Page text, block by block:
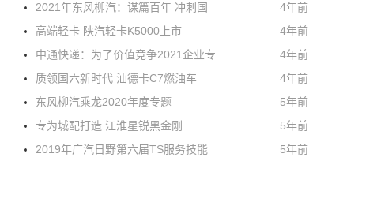
2021年东风柳汽：谋篇百年 冲刺国
4年前
高端轻卡 陕汽轻卡K5000上市
4年前
中通快递：为了价值竞争2021企业专
4年前
质领国六新时代 汕德卡C7燃油车
4年前
东风柳汽乘龙2020年度专题
5年前
专为城配打造 江淮星锐黑金刚
5年前
2019年广汽日野第六届TS服务技能
5年前